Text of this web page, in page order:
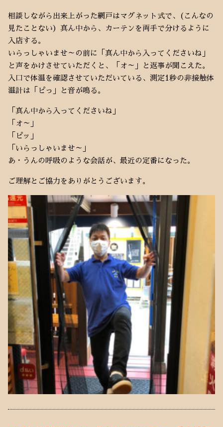
相談しながら出来上がった網戸はマグネット式で、(こんなの
見たことない）真ん中から、カーテンを両手で分けるように
入店する。
いらっしゃいませ～の前に「真ん中から入ってくださいね」
と声をかけさせていただくと、「オ～」と返事が聞こえた。
入口で体温を確認させていただいている、測定1秒の非接触体
温計は「ピっ」と音が鳴る。
「真ん中から入ってくださいね」
「オ～」
「ピッ」
「いらっしゃいませ～」
あ・うんの呼吸のような会話が、最近の定番になった。
ご理解とご協力をありがとうございます。